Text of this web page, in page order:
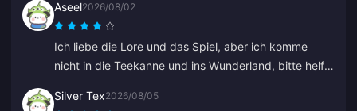
Aseel2026/08/02
Ich liebe die Lore und das Spiel, aber ich komme
nicht in die Teekanne und ins Wunderland, bitte helft
Silver Tex2026/08/05